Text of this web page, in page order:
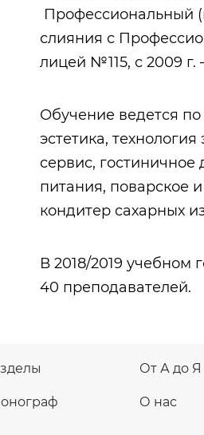
Профессиональный
слияния с
лицей №115, с 2009 г.
Обучение ведется
эстетика,
сервис,
питания, поварское
кондитер сахарных
В 2018/2019 учебном
40 преподавателей.
От А до Я
О нас